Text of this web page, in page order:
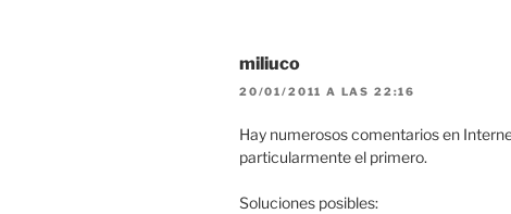
miliuco
20/01/2011 A LAS 22:16
Hay numerosos comentarios en
particularmente el primero.
Soluciones posibles: